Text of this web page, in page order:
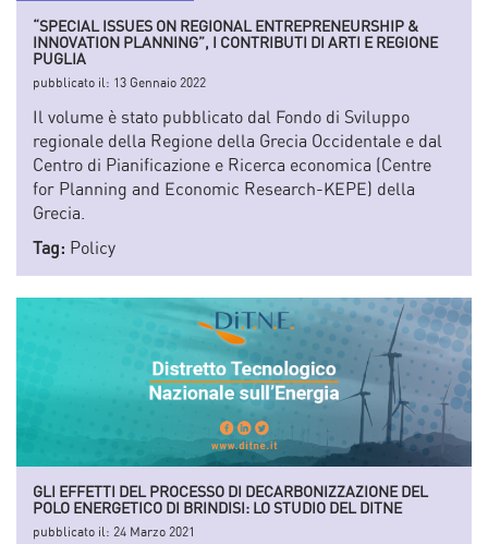
“SPECIAL ISSUES ON REGIONAL ENTREPRENEURSHIP &
INNOVATION PLANNING”, I CONTRIBUTI DI ARTI E REGIONE
PUGLIA
pubblicato il: 13 Gennaio 2022
Il volume è stato pubblicato dal Fondo di Sviluppo
regionale della Regione della Grecia Occidentale e dal
Centro di Pianificazione e Ricerca economica (Centre
for Planning and Economic Research-KEPE) della
Grecia.
Tag: Policy
GLI EFFETTI DEL PROCESSO DI DECARBONIZZAZIONE DEL
POLO ENERGETICO DI BRINDISI: LO STUDIO DEL DITNE
pubblicato il: 24 Marzo 2021